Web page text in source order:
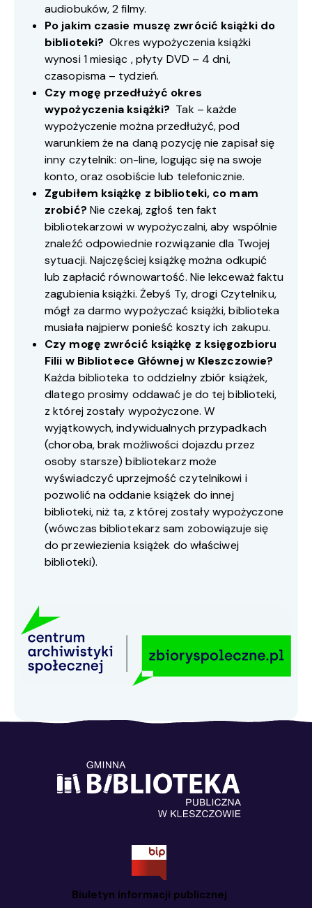
audiobuków, 2 filmy.
Po jakim czasie muszę zwrócić książki do
biblioteki? Okres wypożyczenia książki
wynosi 1 miesiąc , płyty DVD – 4 dni,
czasopisma – tydzień.
Czy mogę przedłużyć okres
wypożyczenia książki? Tak – każde
wypożyczenie można przedłużyć, pod
warunkiem że na daną pozycję nie zapisał się
inny czytelnik: on-line, logując się na swoje
konto, oraz osobiście lub telefonicznie.
Zgubiłem książkę z biblioteki, co mam
zrobić? Nie czekaj, zgłoś ten fakt
bibliotekarzowi w wypożyczalni, aby wspólnie
znaleźć odpowiednie rozwiązanie dla Twojej
sytuacji. Najczęściej książkę można odkupić
lub zapłacić równowartość. Nie lekceważ faktu
zagubienia książki. Żebyś Ty, drogi Czytelniku,
mógł za darmo wypożyczać książki, biblioteka
musiała najpierw ponieść koszty ich zakupu.
Czy mogę zwrócić książkę z księgozbioru
Filii w Bibliotece Głównej w Kleszczowie?
Każda biblioteka to oddzielny zbiór książek,
dlatego prosimy oddawać je do tej biblioteki,
z której zostały wypożyczone. W
wyjątkowych, indywidualnych przypadkach
(choroba, brak możliwości dojazdu przez
osoby starsze) bibliotekarz może
wyświadczyć uprzejmość czytelnikowi i
pozwolić na oddanie książek do innej
biblioteki, niż ta, z której zostały wypożyczone
(wówczas bibliotekarz sam zobowiązuje się
do przewiezienia książek do właściwej
biblioteki).
Biuletyn informacji publicznej